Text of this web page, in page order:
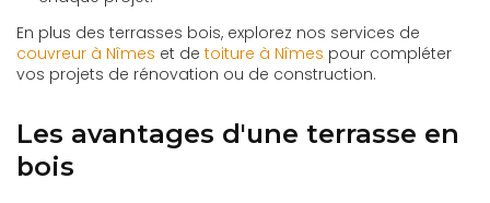
En plus des terrasses bois, explorez nos services de
couvreur à Nîmes et de toiture à Nîmes pour compléter
vos projets de rénovation ou de construction.
Les avantages d'une terrasse en
bois